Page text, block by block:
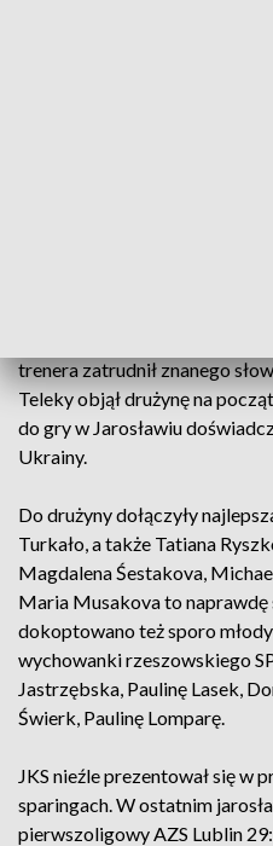
trenera zatrudnił znanego
Teleky objął drużynę na
do gry w Jarosławiu
Ukrainy.
Do drużyny dołączyły
Turkało, a także Tatiana
Magdalena Śestakova,
Maria Musakova to naprawdę
dokoptowano też sporo
wychowanki rzeszowskiego
Jastrzębska, Paulinę Lasek,
Świerk, Paulinę Lomparę.
JKS nieźle prezentował się w
sparingach. W ostatnim
pierwszoligowy AZS Lublin